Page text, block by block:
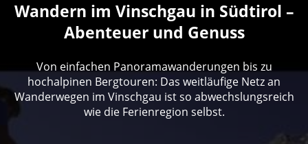
Wandern im Vinschgau in Südtirol –
Abenteuer und Genuss
Von einfachen Panoramawanderungen bis zu
hochalpinen Bergtouren: Das weitläufige Netz an
Wanderwegen im Vinschgau ist so abwechslungsreich
wie die Ferienregion selbst.